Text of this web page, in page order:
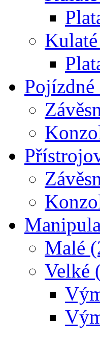
Malé
Velké